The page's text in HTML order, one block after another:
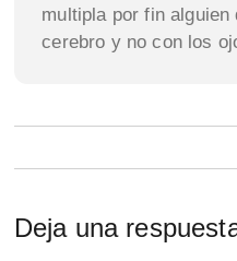
multipla por fin alguien
cerebro y no con los
Deja una